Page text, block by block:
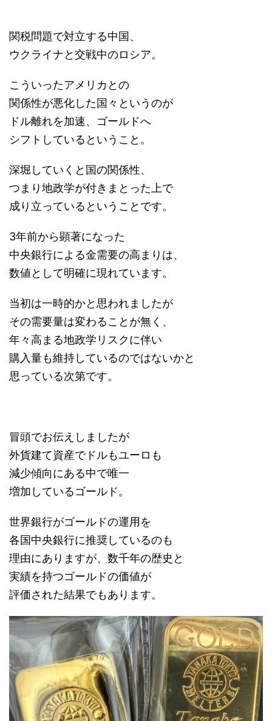
関税問題で対立する中国、
ウクライナと交戦中のロシア。
こういったアメリカとの
関係性が悪化した国々というのが
ドル離れを加速、ゴールドへ
シフトしているということ。
深堀していくと国の関係性、
つまり地政学が付きまとった上で
成り立っているということです。
3年前から顕著になった
中央銀行による金需要の高まりは、
数値として明確に現れています。
当初は一時的かと思われましたが
その需要量は変わることが無く、
年々高まる地政学リスクに伴い
購入量も維持しているのではないかと
思っている次第です。
冒頭でお伝えしましたが
外貨建て資産でドルもユーロも
減少傾向にある中で唯一
増加しているゴールド。
世界銀行がゴールドの運用を
各国中央銀行に推奨しているのも
理由にありますが、数千年の歴史と
実績を持つゴールドの価値が
評価された結果でもあります。